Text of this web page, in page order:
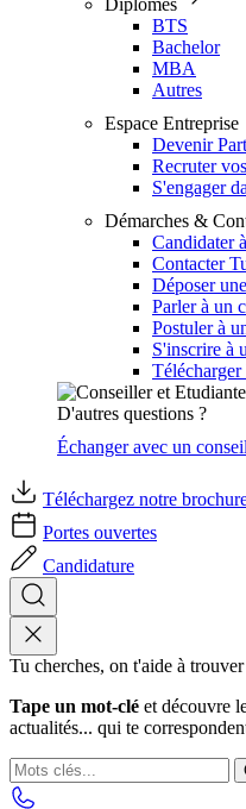
Diplômes
BTS
Bachelor
MBA
Autres
Espace Entreprise
Devenir
Recruter
S'engager
Démarches &
Candidater
Contacter
Déposer
Parler à un
Postuler à
S'inscrire à
D'autres questions ?
Échanger avec un
Téléchargez notre
Portes ouvertes
Candidature
Tu cherches, on t'aide à
Tape un mot-clé et découvre
actualités... qui te